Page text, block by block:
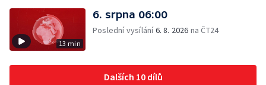
13 min
6. srpna 06:00
Poslední vysílání6. 8. 2026 na ČT24
Dalších 10 dílů